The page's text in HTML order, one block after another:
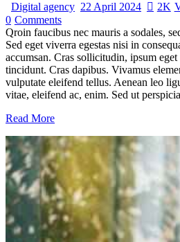
Digital agency 22 April 2024 2K
0 Comments
Qroin faucibus nec mauris a sodales,
Sed eget viverra egestas nisi in
accumsan. Cras sollicitudin, ipsum
tincidunt. Cras dapibus. Vivamus
vulputate eleifend tellus. Aenean leo
vitae, eleifend ac, enim. Sed ut
Read More